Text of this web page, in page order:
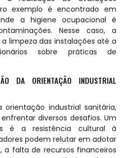
exemplo é encontrado em
a higiene ocupacional é
Nesse caso, a
limpeza das instalações até a
sobre práticas de
DA ORIENTAÇÃO INDUSTRIAL
industrial sanitária,
diversos desafios. Um
é a resistência cultural à
podem relutar em adotar
a falta de recursos financeiros